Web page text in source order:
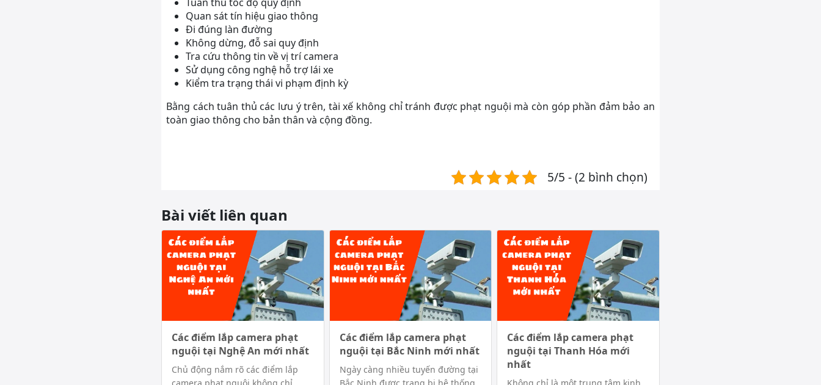
Quan sát tín hiệu giao thông
Đi đúng làn đường
Không dừng, đỗ sai quy định
Tra cứu thông tin về vị trí camera
Sử dụng công nghệ hỗ trợ lái xe
Kiểm tra trạng thái vi phạm định kỳ
Bằng cách tuân thủ các lưu ý trên, tài xế không chỉ tránh được phạt nguội mà còn góp phần đảm bảo an
toàn giao thông cho bản thân và cộng đồng.
5/5 - (2 bình chọn)
Bài viết liên quan
Các điểm lắp camera phạt
nguội tại Nghệ An mới nhất
Chủ động nắm rõ các điểm lắp
Các điểm lắp camera phạt
nguội tại Bắc Ninh mới nhất
Ngày càng nhiều tuyến đường tại
Các điểm lắp camera phạt
nguội tại Thanh Hóa mới
nhất